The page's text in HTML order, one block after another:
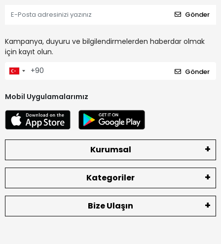
Gönder
Kampanya, duyuru ve bilgilendirmelerden haberdar olmak
için kayıt olun.
Gönder
Mobil Uygulamalarımız
Kurumsal
Kategoriler
Bize Ulaşın